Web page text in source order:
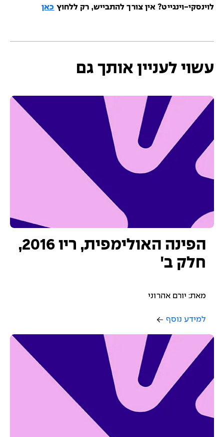
לוינסקי-וינגייט? אין צורך להתבייש, רק ללחוץ כאן
עשוי לעניין אותך גם
הפינה האולימפית, ריו 2016,
חלק ב'
מאת: יורם אהרוני
למידע נוסף